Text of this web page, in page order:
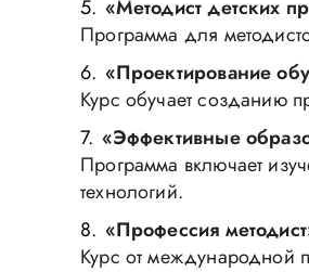
«Методист детских
Программа для
«Проектирование
Курс обучает созданию
«Эффективные
Программа включает
технологий.
«Профессия
Курс от международной